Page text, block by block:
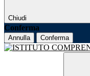
Chiudi
Conferma
Annulla Conferma